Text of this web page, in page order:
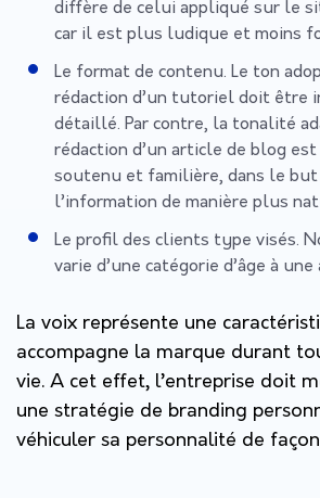
diffère de celui appliqué sur le
car il est plus ludique et moins
Le format de contenu. Le ton
rédaction d’un tutoriel doit être
détaillé. Par contre, la tonalité
rédaction d’un article de blog
soutenu et familière, dans le but
l’information de manière plus
Le profil des clients type visés.
varie d’une catégorie d’âge à une
La voix représente une
accompagne la marque durant
vie. A cet effet, l’entreprise doit
une stratégie de branding
véhiculer sa personnalité de